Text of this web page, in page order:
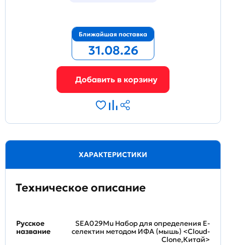
Ближайшая поставка
31.08.26
ХАРАКТЕРИСТИКИ
Техническое описание
Русское
название
SEA029Mu Набор для определения E-
селектин методом ИФА (мышь) <Cloud-
Clone,Китай>